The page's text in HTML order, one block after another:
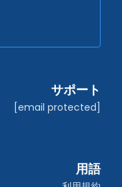
サポート
[email protected]
用語